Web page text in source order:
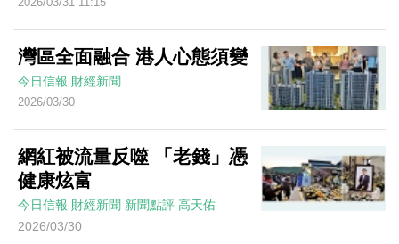
灣區全面融合 港人心態須變
今日信報 財經新聞
2026/03/30
網紅被流量反噬 「老錢」憑
健康炫富
今日信報 財經新聞 新聞點評 高天佑
2026/03/30